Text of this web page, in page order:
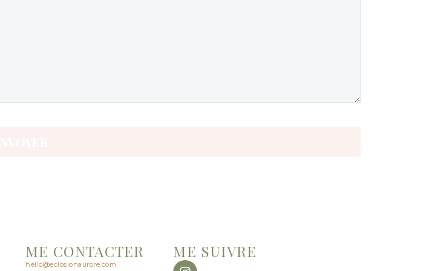
ME CONTACTER
hello@eclosionaurore.com
ME SUIVRE